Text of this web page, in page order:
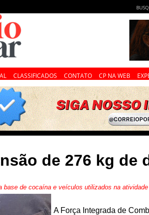
CLASSIFICADOS CONTATO CP NA WEB
de 276 kg
base de cocaína e veículos utilizados na
A Força Integrada de